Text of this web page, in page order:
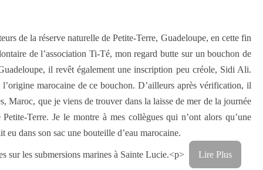
de la réserve naturelle de Petite-Terre, Guadeloupe, en cette fin
de l’association Ti-Té, mon regard butte sur un bouchon de
il revêt également une inscription peu créole, Sidi Ali.
marocaine de ce bouchon. D’ailleurs après vérification, il
Maroc, que je viens de trouver dans la laisse de mer de la journée
Terre. Je le montre à mes collègues qui n’ont alors qu’une
dans son sac une bouteille d’eau marocaine.
sur les submersions marines à Sainte Lucie.<p> Lire Plus